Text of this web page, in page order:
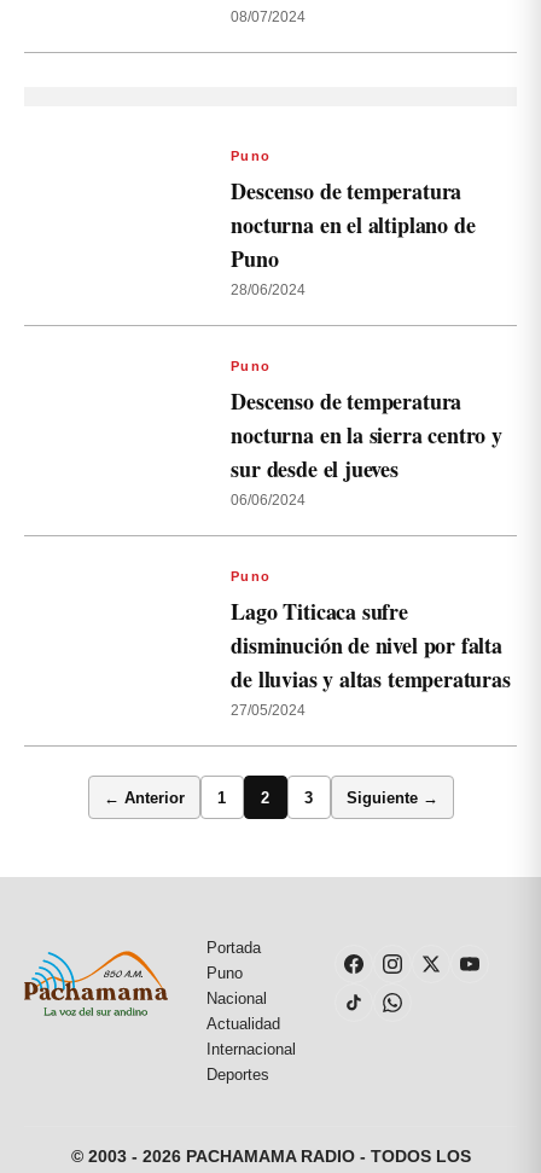
08/07/2024
Puno
Descenso de temperatura
nocturna en el altiplano de
Puno
28/06/2024
Puno
Descenso de temperatura
nocturna en la sierra centro y
sur desde el jueves
06/06/2024
Puno
Lago Titicaca sufre
disminución de nivel por falta
de lluvias y altas temperaturas
27/05/2024
← Anterior 1 2 3 Siguiente →
Portada
Puno
Nacional
Actualidad
Internacional
Deportes
© 2003 - 2026 PACHAMAMA RADIO - TODOS LOS